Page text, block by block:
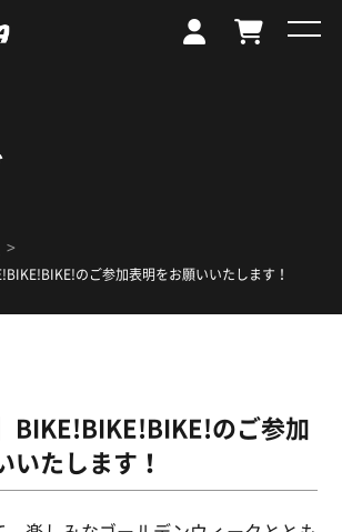
>
のご参加表明をお願いいたします！
BIKE!BIKE!BIKE!のご参加
いたします！